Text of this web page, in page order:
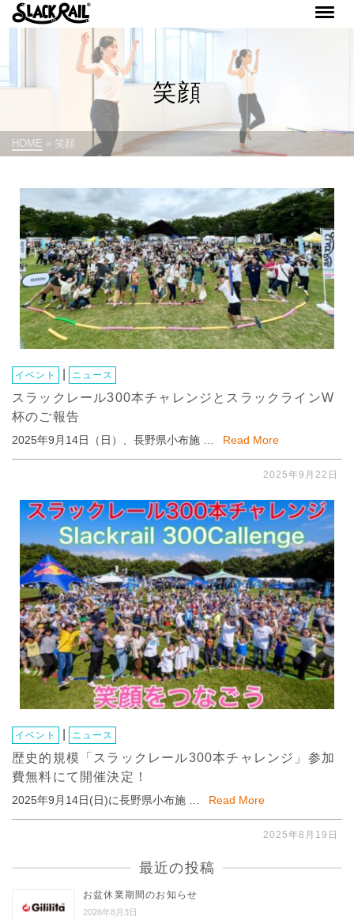
笑顔
HOME » 笑顔
イベント ニュース
スラックレール300本チャレンジとスラックラインW
杯のご報告
2025年9月14日（日）、長野県小布施 … Read More
2025年9月22日
イベント ニュース
歴史的規模「スラックレール300本チャレンジ」参加
費無料にて開催決定！
2025年9月14日(日)に長野県小布施 … Read More
2025年8月19日
最近の投稿
お盆休業期間のお知らせ
2026年8月3日